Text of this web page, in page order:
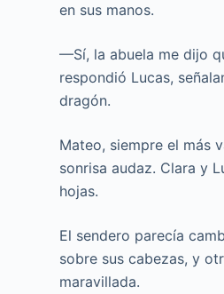
en sus manos.
—Sí, la abuela me dijo
respondió Lucas,
dragón.
Mateo, siempre el más
sonrisa audaz. Clara y
hojas.
El sendero parecía
sobre sus cabezas, y
maravillada.